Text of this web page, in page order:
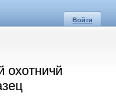
Войти
охотничй